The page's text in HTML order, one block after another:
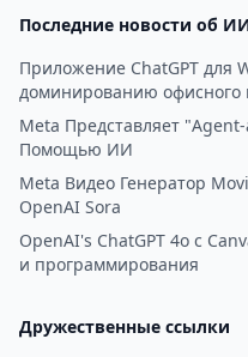
Последние новости об
Приложение ChatGPT для
доминированию офисного
Meta Представляет
Помощью ИИ
Meta Видео Генератор
OpenAI Sora
OpenAI's ChatGPT 4o с
и программирования
Дружественные ссылки